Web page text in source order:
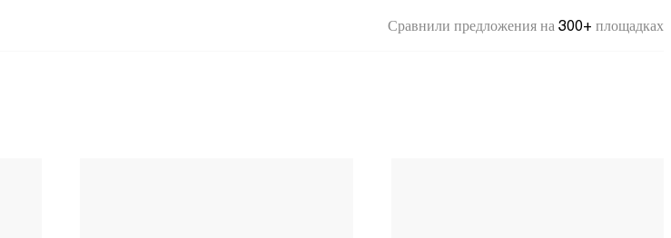
Сравнили предложения на 300+ площадках